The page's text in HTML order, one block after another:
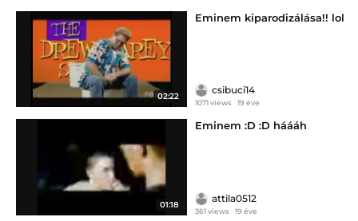
02:22
Eminem kiparodizálása!! lol
csibuci14
1071 views 19 éve
01:18
Eminem :D :D háááh
attila0512
361 views 19 éve